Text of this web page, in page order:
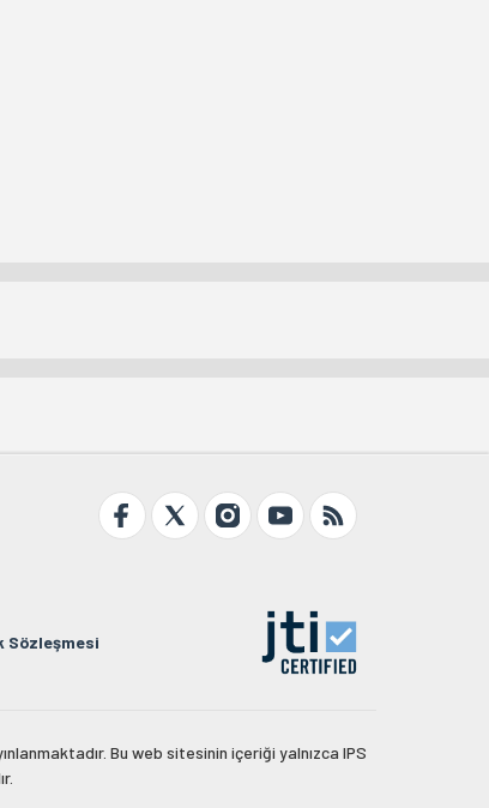
Sözleşmesi
Bu web sitesinin içeriği yalnızca IPS